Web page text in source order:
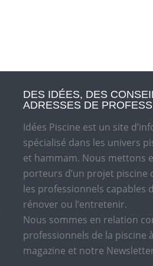
DES IDÉES, DES
ADRESSES DE
Idées Piscine est un site
spécialisé dans les univers
et hammam. Nous mettons
porteurs d’un projet piscine
les professionnels capables
rénover ou l’entretenir.
Nous sommes en relation
professionnels de la piscine
magazine et notre